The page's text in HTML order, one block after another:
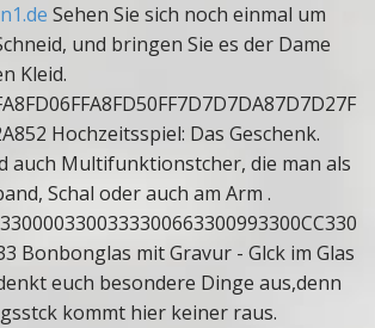
Sehen Sie sich noch einmal um
und bringen Sie es der Dame
Kleid.
Hochzeitsspiel: Das Geschenk.
auch Multifunktionstcher, die man als
Schal oder auch am Arm .
Bonbonglas mit Gravur - Glck im Glas
euch besondere Dinge aus,denn
kommt hier keiner raus.